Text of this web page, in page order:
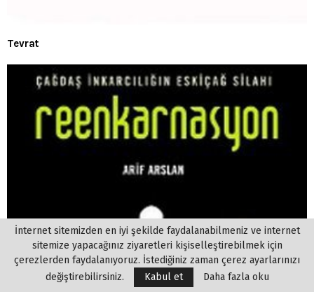
Tevrat
İnternet sitemizden en iyi şekilde faydalanabilmeniz ve internet
sitemize yapacağınız ziyaretleri kişiselleştirebilmek için
çerezlerden faydalanıyoruz. İstediğiniz zaman çerez ayarlarınızı
değiştirebilirsiniz.
Kabul et Daha fazla oku